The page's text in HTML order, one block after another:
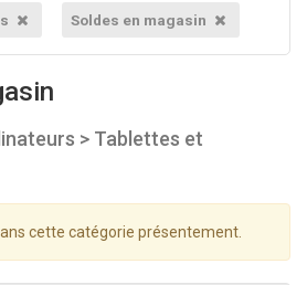
Soldes en magasin
> Tablettes et
cette catégorie présentement.